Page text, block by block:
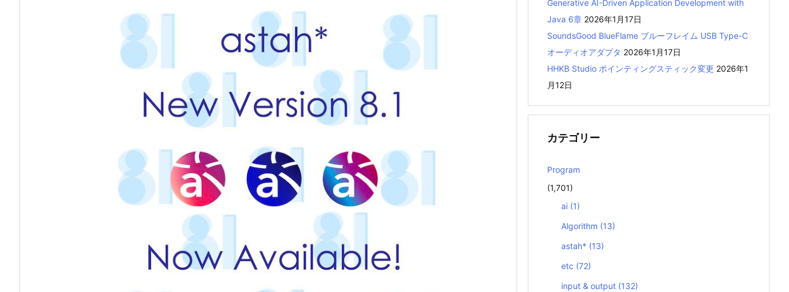
Generative AI-Driven Application Development with
Java 6章 2026年1月17日
SoundsGood BlueFlame ブルーフレイム USB Type-C
オーディオアダプタ 2026年1月17日
HHKB Studio ポインティングスティック変更 2026年1
月12日
カテゴリー
Program
(1,701)
ai (1)
Algorithm (13)
astah* (13)
etc (72)
input & output (132)